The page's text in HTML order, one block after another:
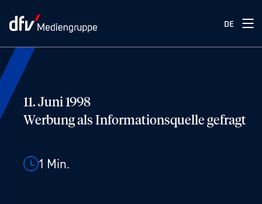
DE
11. Juni 1998
Werbung als Informationsquelle gefragt
1 Min.